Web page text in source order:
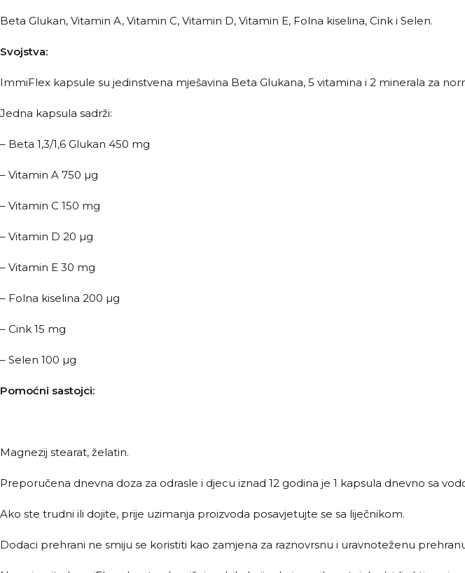
Beta Glukan, Vitamin A, Vitamin C, Vitamin D, Vitamin E, Folna kiselina, Cink i Selen.
Svojstva:
ImmiFlex kapsule su jedinstvena mješavina Beta Glukana, 5 vitamina i 2 minerala za
Jedna kapsula sadrži:
– Beta 1,3/1,6 Glukan 450 mg
– Vitamin A 750 µg
– Vitamin C 150 mg
– Vitamin D 20 µg
– Vitamin E 30 mg
– Folna kiselina 200 µg
– Cink 15 mg
– Selen 100 µg
Pomoćni sastojci:
Magnezij stearat, želatin.
Preporučena dnevna doza za odrasle i djecu iznad 12 godina je 1 kapsula dnevno sa
Ako ste trudni ili dojite, prije uzimanja proizvoda posavjetujte se sa liječnikom.
Dodaci prehrani ne smiju se koristiti kao zamjena za raznovrsnu i uravnoteženu